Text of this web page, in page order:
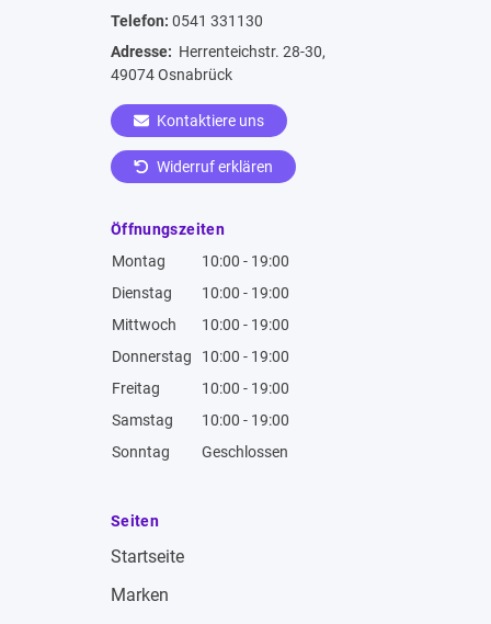
Telefon: 0541 331130
Adresse: Herrenteichstr. 28-30,
49074 Osnabrück
Kontaktiere uns
Widerruf erklären
Öffnungszeiten
Montag
10:00 - 19:00
Dienstag
10:00 - 19:00
Mittwoch
10:00 - 19:00
Donnerstag
10:00 - 19:00
Freitag
10:00 - 19:00
Samstag
10:00 - 19:00
Sonntag
Geschlossen
Seiten
Startseite
Marken